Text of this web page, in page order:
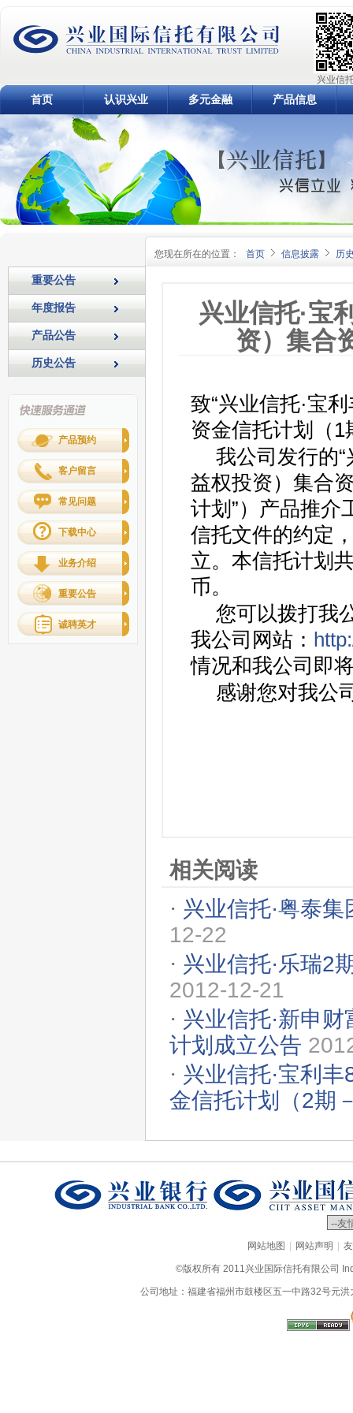
兴业信
首页 认识兴业 多元金融 产品信息
您现在所在的位置： 首页 信息披露 历
重要公告
年度报告
产品公告
历史公告
产品预约
客户留言
常见问题
下载中心
业务介绍
重要公告
诚聘英才
兴业信托·宝
资）集合
致“兴业信托·宝
资金信托计划（1
我公司发行的“
益权投资）集合
计划 ”）产品推介
信托文件的约定
立。本信托计划
币。
您可以拨打我
我公司网站：
情况和我公司即
感谢您对我公
相关阅读
· 兴业信托·粤泰
12-22
· 兴业信托·乐瑞2
2012-12-21
· 兴业信托·新申
计划成立公告
· 兴业信托·宝利
金信托计划（2期
网站地图 | 网站声明 |
©版权所有 2011兴业国际信托有限公司
公司地址：福建省福州市鼓楼区五一中路32号元